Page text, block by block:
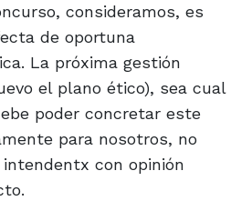
consideramos, es
de oportuna
La próxima gestión
el plano ético), sea cual
poder concretar este
para nosotros, no
con opinión